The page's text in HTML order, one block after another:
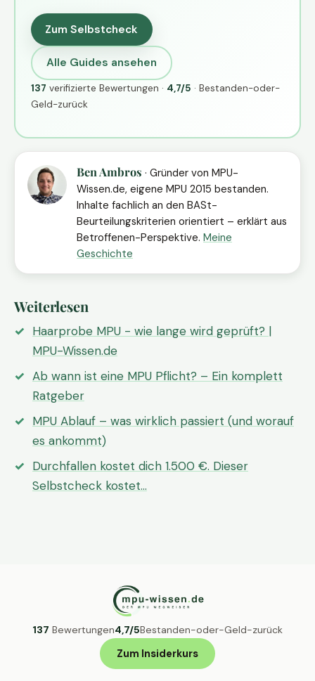
Zum Selbstcheck
Alle Guides ansehen
137 verifizierte Bewertungen · 4,7/5 · Bestanden-oder-
Geld-zurück
Ben Ambros · Gründer von MPU-
Wissen.de, eigene MPU 2015 bestanden.
Inhalte fachlich an den BASt-
Beurteilungskriterien orientiert – erklärt aus
Betroffenen-Perspektive. Meine
Geschichte
Weiterlesen
Haarprobe MPU - wie lange wird geprüft? |
MPU-Wissen.de
Ab wann ist eine MPU Pflicht? – Ein komplett
Ratgeber
MPU Ablauf – was wirklich passiert (und worauf
es ankommt)
Durchfallen kostet dich 1.500 €. Dieser
Selbstcheck kostet…
137 Bewertungen4,7/5Bestanden-oder-Geld-zurück
Zum Insiderkurs